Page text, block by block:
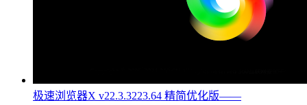
极速浏览器X v22.3.3223.64 精简优化版——